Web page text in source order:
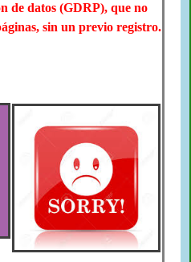
de datos (GDRP), que no
sin un previo registro.